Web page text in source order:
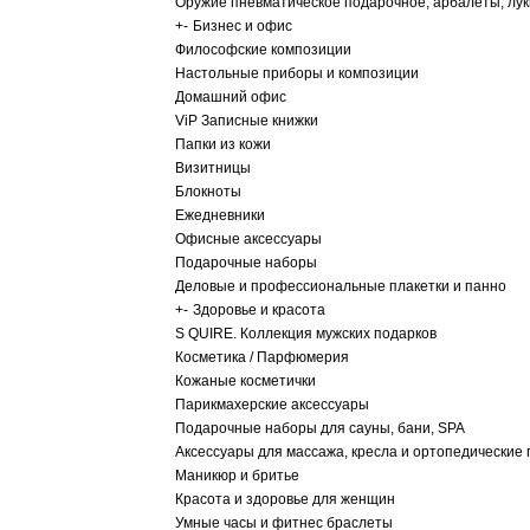
+- Бизнес и офис
Философские композиции
Настольные приборы и композиции
Домашний офис
ViP Записные книжки
Папки из кожи
Визитницы
Блокноты
Ежедневники
Офисные аксессуары
Подарочные наборы
Деловые и профессиональные плакетки и панно
+- Здоровье и красота
S QUIRE. Коллекция мужских подарков
Косметика / Парфюмерия
Кожаные косметички
Парикмахерские аксессуары
Подарочные наборы для сауны, бани, SPA
Аксессуары для массажа, кресла и ортопедические
Маникюр и бритье
Красота и здоровье для женщин
Умные часы и фитнес браслеты